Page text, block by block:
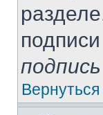
подпись